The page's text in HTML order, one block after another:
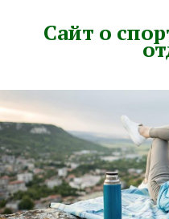
Сайт о